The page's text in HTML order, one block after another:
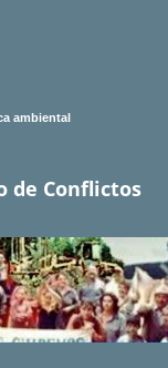
ambiental
de Conflictos